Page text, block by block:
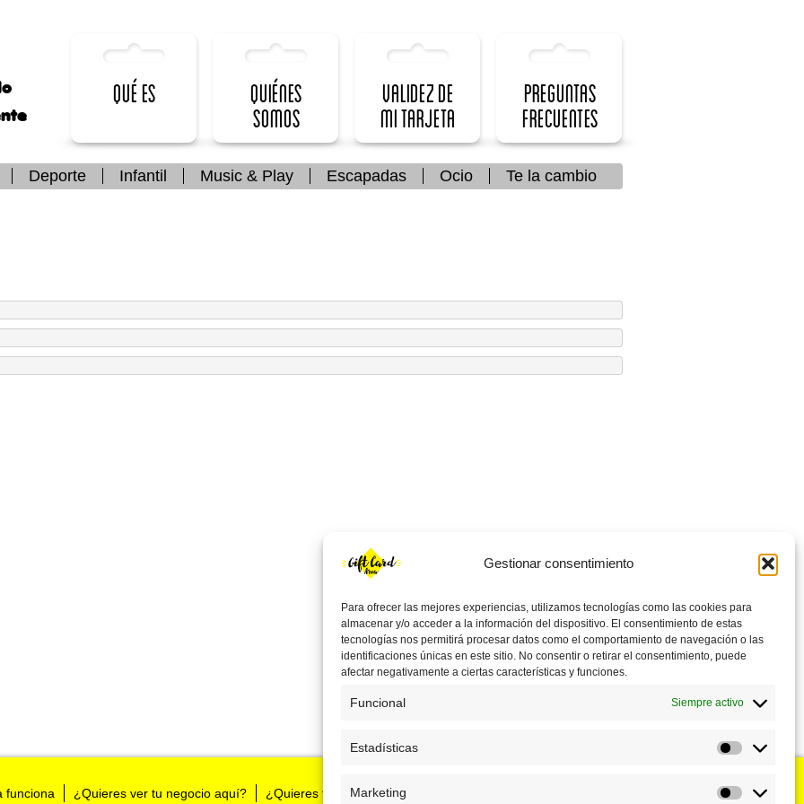
Gestionar consentimiento
Para ofrecer las mejores experiencias, utilizamos tecnologías como las cookies para
almacenar y/o acceder a la información del dispositivo. El consentimiento de estas
tecnologías nos permitirá procesar datos como el comportamiento de navegación o las
identificaciones únicas en este sitio. No consentir o retirar el consentimiento, puede
afectar negativamente a ciertas características y funciones.
Funcional Siempre activo
Estadísticas
Marketing
Marketing
Qué es
Quiénes
somos
Validez de
mi Tarjeta
Preguntas
frecuentes
Deporte Infantil Music & Play Escapadas Ocio Te la cambio
funciona ¿Quieres ver tu negocio aquí? ¿Quieres tenernos en tu negocio?